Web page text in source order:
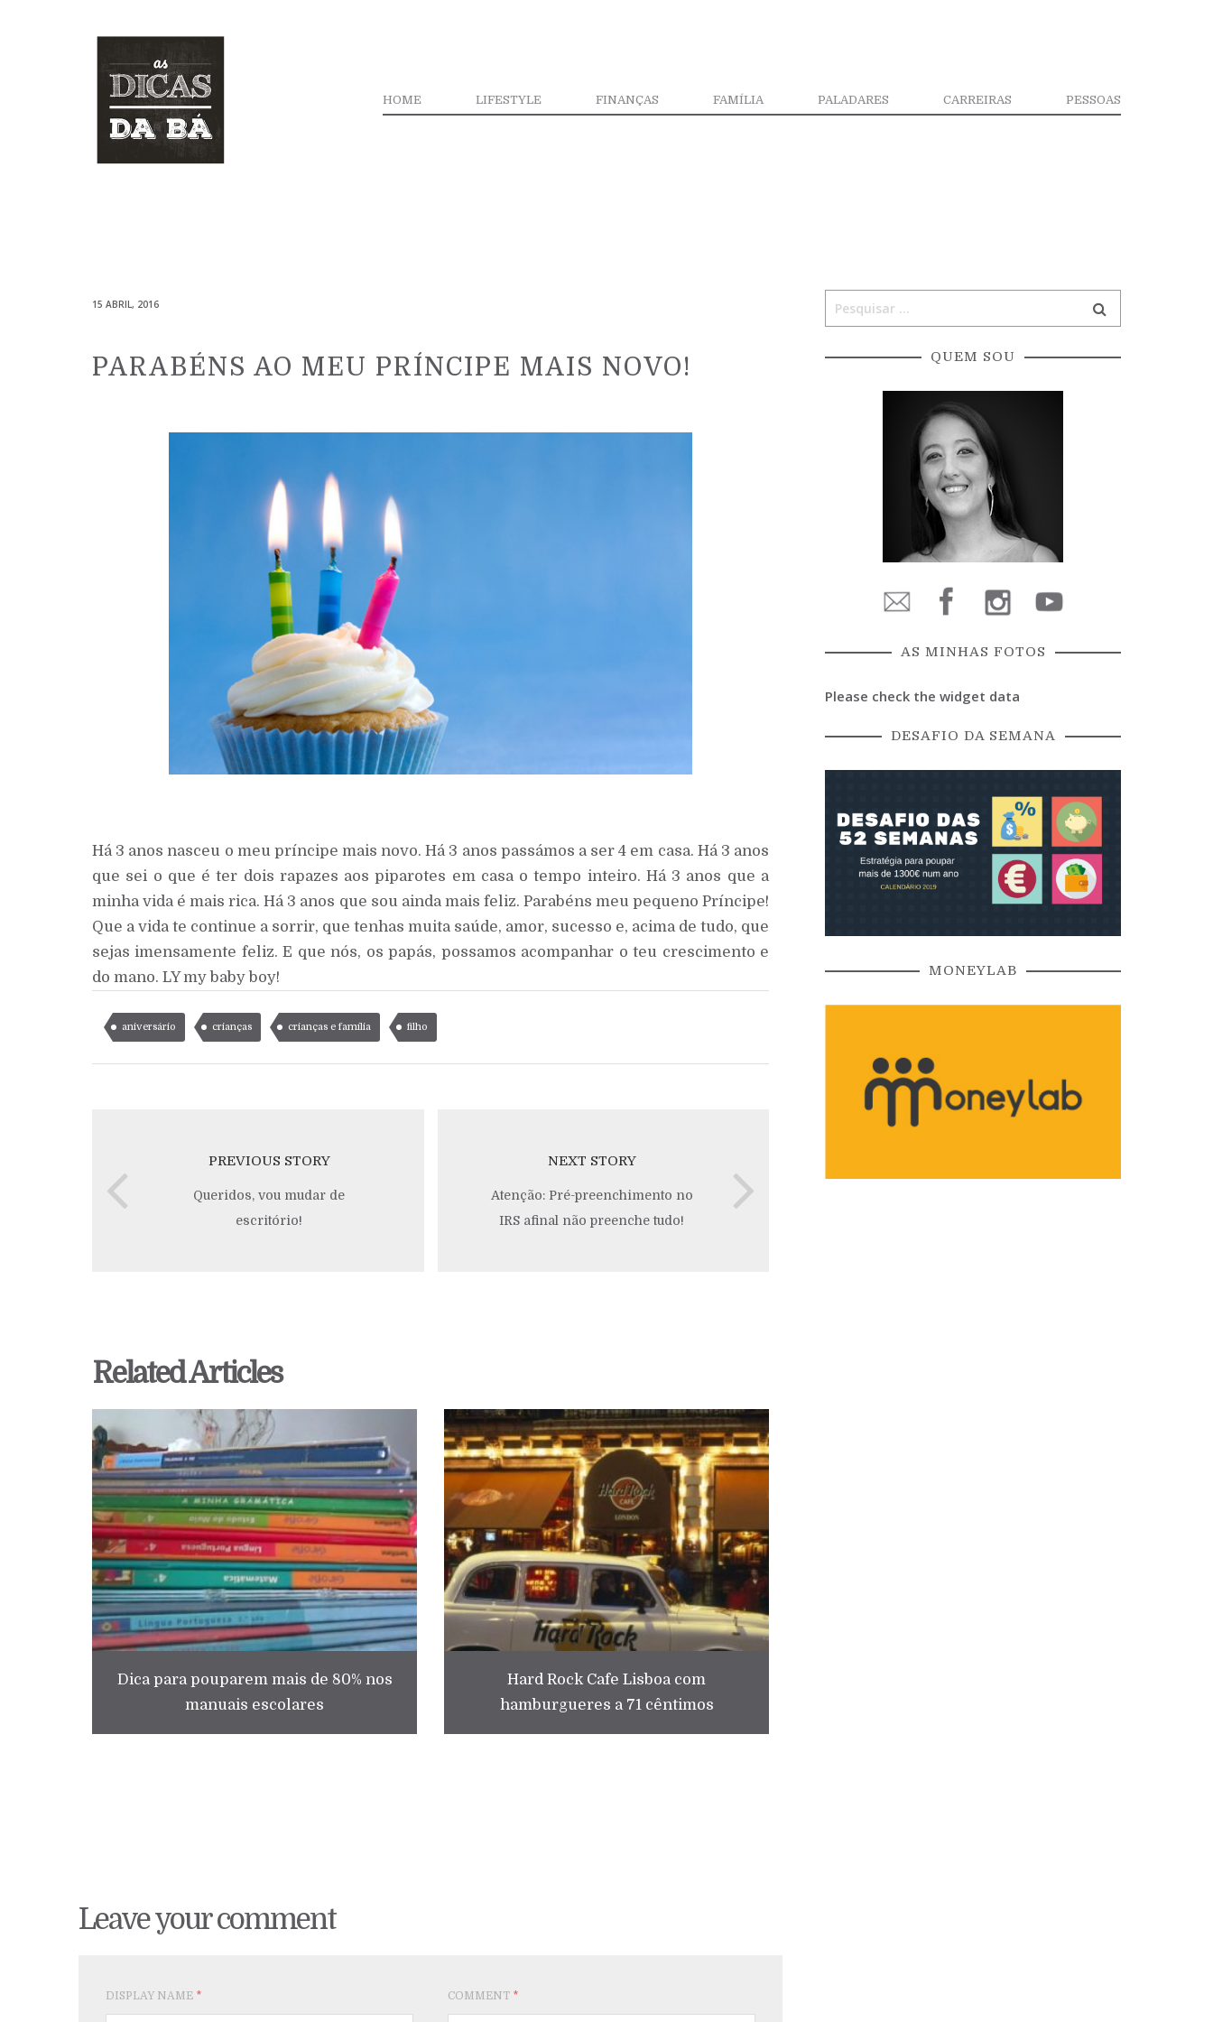
HOME LIFESTYLE FINANÇAS FAMÍLIA PALADARES CARREIRAS PESSOAS
15 ABRIL, 2016
PARABÉNS AO MEU PRÍNCIPE MAIS NOVO!
Há 3 anos nasceu o meu príncipe mais novo. Há 3 anos passámos a ser 4 em casa. Há 3 anos
que sei o que é ter dois rapazes aos piparotes em casa o tempo inteiro. Há 3 anos que a
minha vida é mais rica. Há 3 anos que sou ainda mais feliz. Parabéns meu pequeno Príncipe!
Que a vida te continue a sorrir, que tenhas muita saúde, amor, sucesso e, acima de tudo, que
sejas imensamente feliz. E que nós, os papás, possamos acompanhar o teu crescimento e
do mano. LY my baby boy!
aniversário crianças crianças e família filho
PREVIOUS STORY
Queridos, vou mudar de
escritório!
NEXT STORY
Atenção: Pré-preenchimento no
IRS afinal não preenche tudo!
Related Articles
Dica para pouparem mais de 80% nos
manuais escolares
Hard Rock Cafe Lisboa com
hamburgueres a 71 cêntimos
Leave your comment
DISPLAY NAME * COMMENT *
QUEM SOU
AS MINHAS FOTOS
Please check the widget data
DESAFIO DA SEMANA
MONEYLAB